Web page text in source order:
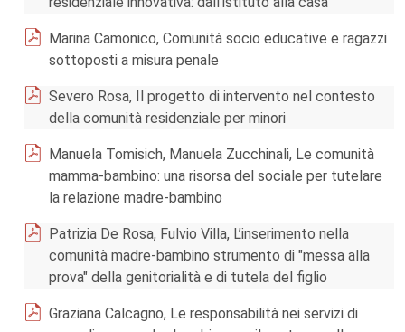
Marina Camonico, Comunità socio educative e ragazzi
sottoposti a misura penale
Severo Rosa, Il progetto di intervento nel contesto
della comunità residenziale per minori
Manuela Tomisich, Manuela Zucchinali, Le comunità
mamma-bambino: una risorsa del sociale per tutelare
la relazione madre-bambino
Patrizia De Rosa, Fulvio Villa, L’inserimento nella
comunità madre-bambino strumento di "messa alla
prova" della genitorialità e di tutela del figlio
Graziana Calcagno, Le responsabilità nei servizi di